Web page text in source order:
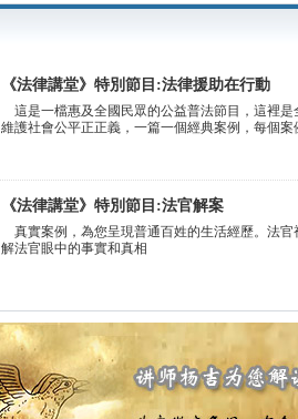
《法律講堂》特別節目:法律援助在行動
這是一檔惠及全國民眾的公益普法節目，這裡
維護社會公平正正義，一篇一個經典案例，每個
《法律講堂》特別節目:法官解案
真實案例，為您呈現普通百姓的生活經歷。法
解法官眼中的事實和真相